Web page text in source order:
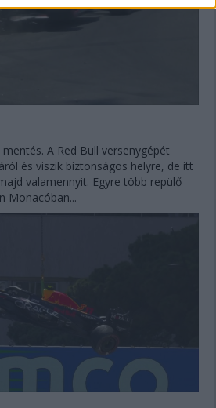
A Red Bull versenygépét
és viszik biztonságos helyre, de itt
valamennyit. Egyre több repülő
Monacóban...